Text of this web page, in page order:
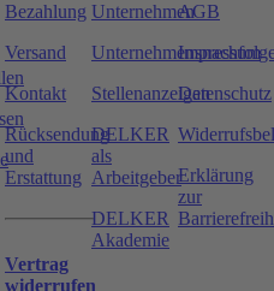
Bezahlung
Versand
Kontakt
Rücksendung
und
Erstattung
Vertrag
widerrufen
Unternehmen
Stellenanzeigen
DELKER
als
Arbeitgeber
DELKER
Akademie
AGB
Impressum
Datenschutz
Erklärung
zur